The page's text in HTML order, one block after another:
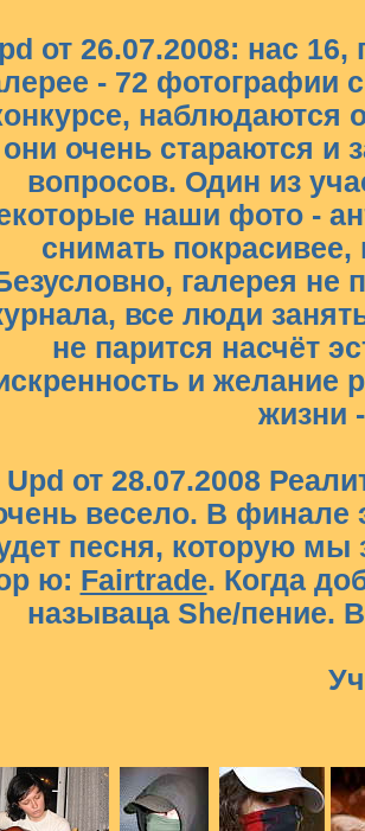
от 26.07.2008: нас 16,
- 72 фотографии
наблюдаются
они очень стараются и
вопросов. Один из
наши фото -
снимать покрасивее,
галерея не
все люди
не парится насчёт
и желание
жизни
Upd от 28.07.2008
весело. В финале
песня, которую мы
ю: Fairtrade. Когда
называца She/пение.